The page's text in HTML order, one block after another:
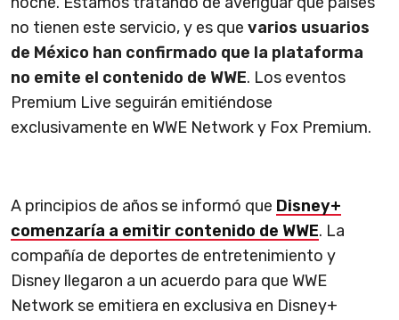
no tienen este servicio, y es que varios usuarios
de México han confirmado que la plataforma
no emite el contenido de WWE. Los eventos
Premium Live seguirán emitiéndose
exclusivamente en WWE Network y Fox Premium.
A principios de años se informó que Disney+
comenzaría a emitir contenido de WWE. La
compañía de deportes de entretenimiento y
Disney llegaron a un acuerdo para que WWE
Network se emitiera en exclusiva en Disney+